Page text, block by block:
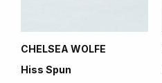
CHELSEA WOLFE
Hiss Spun